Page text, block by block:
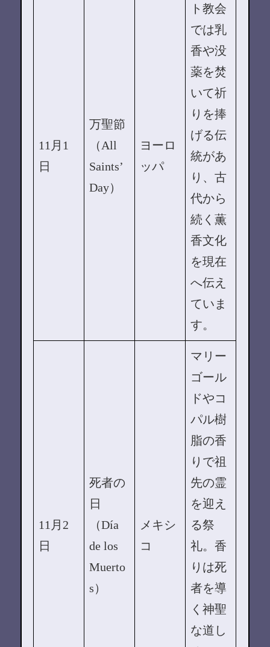
11月1
日
万聖節
（All
Saints’
Day）
ヨーロ
ッパ
ト教会
では乳
香や没
薬を焚
いて祈
りを捧
げる伝
統があ
り、古
代から
続く薫
香文化
を現在
へ伝え
ていま
す。
11月2
日
死者の
日
（Día
de los
Muerto
s）
メキシ
コ
マリー
ゴール
ドやコ
パル樹
脂の香
りで祖
先の霊
を迎え
る祭
礼。香
りは死
者を導
く神聖
な道し